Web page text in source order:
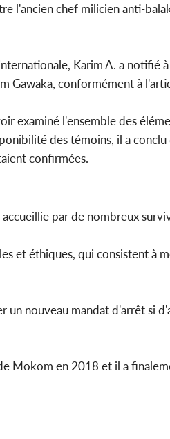
l'ancien chef milicien anti-
Karim A. a notifié
Gawaka, conformément à
examiné l'ensemble des
des témoins, il a
confirmées.
par de nombreux
et éthiques, qui consistent à
nouveau mandat d'arrêt si
Mokom en 2018 et il a